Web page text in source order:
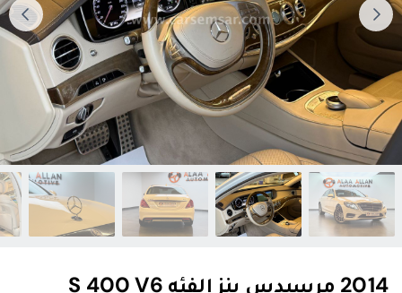
2014 مرسيدس بنز الفئه S 400 V6